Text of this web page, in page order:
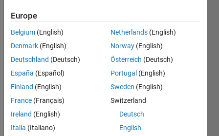
Find
the
force
required
bring
and
object
mass
'm'
moving
Europe
Belgium (English)
Denmark (English)
Deutschland (Deutsch)
España (Español)
Finland (English)
France (Français)
Ireland (English)
Italia (Italiano)
Netherlands (English)
Norway (English)
Österreich (Deutsch)
Portugal (English)
Sweden (English)
Switzerland
Deutsch
English